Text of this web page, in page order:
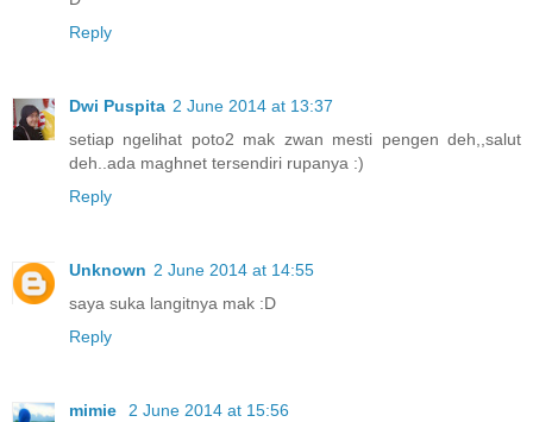
Reply
Dwi Puspita 2 June 2014 at 13:37
setiap ngelihat poto2 mak zwan mesti pengen deh,,salut
deh..ada maghnet tersendiri rupanya :)
Reply
Unknown 2 June 2014 at 14:55
saya suka langitnya mak :D
Reply
mimie
2 June 2014 at 15:56